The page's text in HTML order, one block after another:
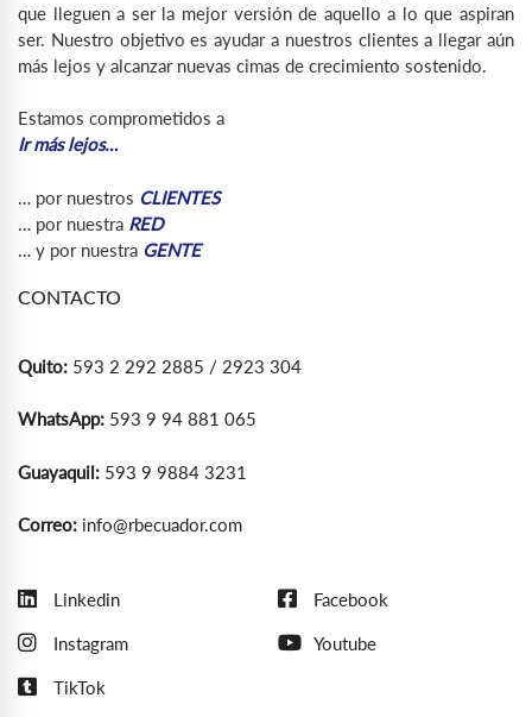
que lleguen a ser la mejor versión de aquello a lo que aspiran
ser. Nuestro objetivo es ayudar a nuestros clientes a llegar aún
más lejos y alcanzar nuevas cimas de crecimiento sostenido.
Estamos comprometidos a
Ir más lejos…
… por nuestros CLIENTES
… por nuestra RED
… y por nuestra GENTE
CONTACTO
Quito: 593 2 292 2885 / 2923 304
WhatsApp: 593 9 94 881 065
Guayaquil: 593 9 9884 3231
Correo: info@rbecuador.com
Linkedin Facebook
Instagram Youtube
TikTok